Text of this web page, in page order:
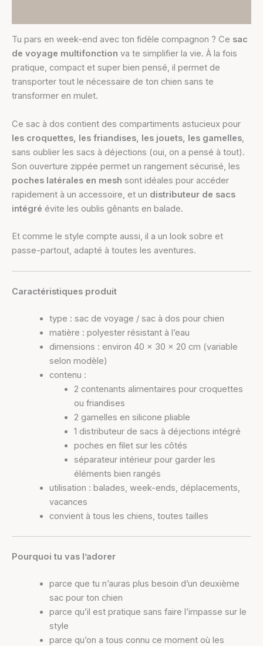
Tu pars en week-end avec ton fidèle compagnon ? Ce sac
de voyage multifonction va te simplifier la vie. À la fois
pratique, compact et super bien pensé, il permet de
transporter tout le nécessaire de ton chien sans te
transformer en mulet.
Ce sac à dos contient des compartiments astucieux pour
les croquettes, les friandises, les jouets, les gamelles
sans oublier les sacs à déjections (oui, on a pensé à tout).
Son ouverture zippée permet un rangement sécurisé, les
poches latérales en mesh sont idéales pour accéder
rapidement à un accessoire, et un distributeur de sacs
intégré évite les oublis gênants en balade.
Et comme le style compte aussi, il a un look sobre et
passe-partout, adapté à toutes les aventures.
Caractéristiques produit
type : sac de voyage / sac à dos pour chien
matière : polyester résistant à l’eau
dimensions : environ 40 x 30 x 20 cm (variable
selon modèle)
contenu :
2 contenants alimentaires pour croquettes
ou friandises
2 gamelles en silicone pliable
1 distributeur de sacs à déjections intégré
poches en filet sur les côtés
séparateur intérieur pour garder les
éléments bien rangés
utilisation : balades, week-ends, déplacements,
vacances
convient à tous les chiens, toutes tailles
Pourquoi tu vas l’adorer
parce que tu n’auras plus besoin d’un deuxième
sac pour ton chien
parce qu’il est pratique sans faire l’impasse sur le
style
parce qu’on a tous connu ce moment où les